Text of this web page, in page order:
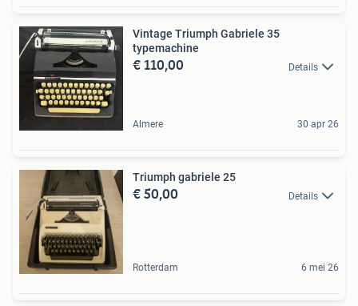
Vintage Triumph Gabriele 35
typemachine
€ 110,00 Details
Almere 30 apr 26
Triumph gabriele 25
€ 50,00 Details
Rotterdam 6 mei 26